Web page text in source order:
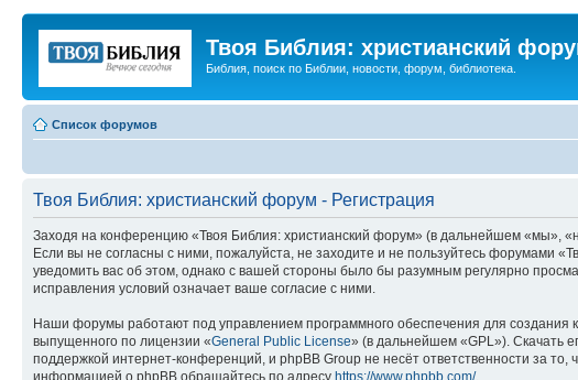
Твоя Библия: христианский
Библия, поиск по Библии, новости, форум, библиотека.
Список форумов
Твоя Библия: христианский форум - Регистрация
Заходя на конференцию «Твоя Библия: христианский форум» (в дальнейшем «мы»,
Если вы не согласны с ними, пожалуйста, не заходите и не пользуйтесь форумами
уведомить вас об этом, однако с вашей стороны было бы разумным регулярно
исправления условий означает ваше согласие с ними.
Наши форумы работают под управлением программного обеспечения для создания
выпущенного по лицензии «General Public License» (в дальнейшем «GPL»). Скачать
поддержкой интернет-конференций, и phpBB Group не несёт ответственности за
информацией о phpBB обращайтесь по адресу https://www.phpbb.com/.